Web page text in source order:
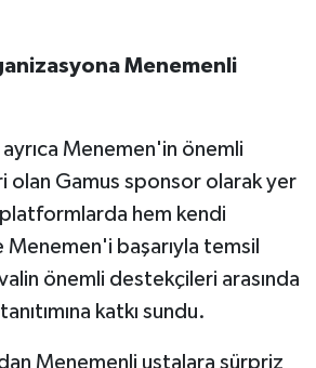
Menemenli
Menemen'in önemli
olan Gamus sponsor olarak yer
platformlarda hem kendi
Menemen'i başarıyla temsil
önemli destekçileri arasında
katkı sundu.
Menemenli ustalara sürpriz